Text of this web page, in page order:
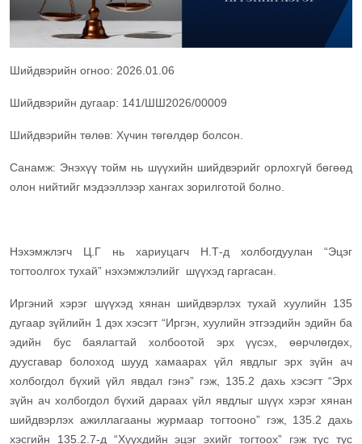
Шийдвэрийн огноо: 2026.01.06
Шийдвэрийн дугаар: 141/ШШ2026/00009
Шийдвэрийн төлөв: Хүчин төгөлдөр болсон.
Санамж: Энэхүү тойм нь шүүхийн шийдвэрийг орлохгүй бөгөөд
олон нийтийг мэдээллээр хангах зорилготой болно.
Нэхэмжлэгч Ц.Г нь хариуцагч Н.Т-д холбогдуулан “Эцэг
тогтоолгох тухай” нэхэмжлэлийг шүүхэд гаргасан.
Иргэний хэрэг шүүхэд хянан шийдвэрлэх тухай хуулийн 135
дугаар зүйлийн 1 дэх хэсэгт “Иргэн, хуулийн этгээдийн эдийн ба
эдийн бус баялагтай холбоотой эрх үүсэх, өөрчлөгдөх,
дуусгавар болоход шууд хамаарах үйл явдлыг эрх зүйн ач
холбогдол бүхий үйл явдал гэнэ” гэж, 135.2 дахь хэсэгт “Эрх
зүйн ач холбогдол бүхий дараах үйл явдлыг шүүх хэрэг хянан
шийдвэрлэх ажиллагааны журмаар тогтооно” гэж, 135.2 дахь
хэсгийн 135.2.7-д “Хүүхдийн эцэг эхийг тогтоох” гэж тус тус